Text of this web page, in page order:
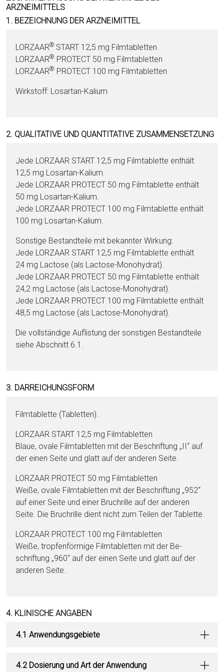
ARZNEIMITTELS
1. BEZEICHNUNG DER ARZNEIMITTEL
LORZAAR® START 12,5 mg Film­ta­blet­ten
LORZAAR® PROTECT 50 mg Film­ta­blet­ten
LORZAAR® PROTECT 100 mg Film­ta­blet­ten
Wirkstoff: Lo­sar­tan-Ka­li­um
2. QUALITATIVE UND QUANTITATIVE ZUSAMMENSETZUNG
Jede LORZAAR START 12,5 mg Film­ta­blet­te enthält
12,5 mg Lo­sar­tan-Ka­li­um.
Jede LORZAAR PROTECT 50 mg Film­ta­blet­te enthält
50 mg Lo­sar­tan-Ka­li­um.
Jede LORZAAR PROTECT 100 mg Film­ta­blet­te enthält
100 mg Lo­sar­tan-Ka­li­um.
Sonstige Be­stand­tei­le mit bekannter Wirkung:
Jede LORZAAR START 12,5 mg Film­ta­blet­te enthält
24 mg Lac­to­se (als Lac­to­se-Mo­no­hy­drat).
Jede LORZAAR PROTECT 50 mg Film­ta­blet­te enthält
24,2 mg Lac­to­se (als Lac­to­se-Mo­no­hy­drat).
Jede LORZAAR PROTECT 100 mg Film­ta­blet­te enthält
48,5 mg Lac­to­se (als Lac­to­se-Mo­no­hy­drat).
Die vollständige Auflistung der sonstigen Be­stand­tei­le
siehe Abschnitt 6.1.
3. DARREICHUNGSFORM
Film­ta­blet­te (Ta­blet­ten).
LORZAAR START 12,5 mg Film­ta­blet­ten
Blaue, ovale Film­ta­blet­ten mit der Be­schriftung „II“ auf
der einen Seite und glatt auf der anderen Seite.
LORZAAR PROTECT 50 mg Film­ta­blet­ten
Weiße, ovale Film­ta­blet­ten mit der Be­schriftung „952“
auf ei­ner Seite und ei­ner Bruchrille auf der anderen
Seite. Die Bruchrille dient nicht zum Tei­len der Ta­blet­te.
LORZAAR PROTECT 100 mg Film­ta­blet­ten
Weiße, tropfenförmige Film­ta­blet­ten mit der Be­
schriftung „960“ auf der einen Seite und glatt auf der
anderen Seite.
4. KLINISCHE ANGABEN
4.1 Anwendungsgebiete
4.2 Dosierung und Art der Anwendung